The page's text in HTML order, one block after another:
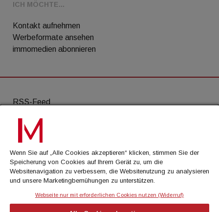
ICH MÖCHTE...
Kontakt aufnehmen
Werbeformate ansehen
immomedien abonnieren
RSS-Feed
AGB
Datenschutz
Kontakt
Impressum
Wenn Sie auf „Alle Cookies akzeptieren“ klicken, stimmen Sie der
Speicherung von Cookies auf Ihrem Gerät zu, um die
Websitenavigation zu verbessern, die Websitenutzung zu analysieren
und unsere Marketingbemühungen zu unterstützen.
Webseite nur mit erforderlichen Cookies nutzen (Widerruf)